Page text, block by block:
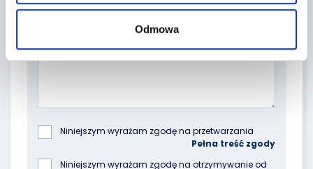
Odmowa
Niniejszym wyrażam zgodę na przetwarzania
podanych przeze mnie danych osobowych przez
Niniejszym wyrażam zgodę na otrzymywanie od